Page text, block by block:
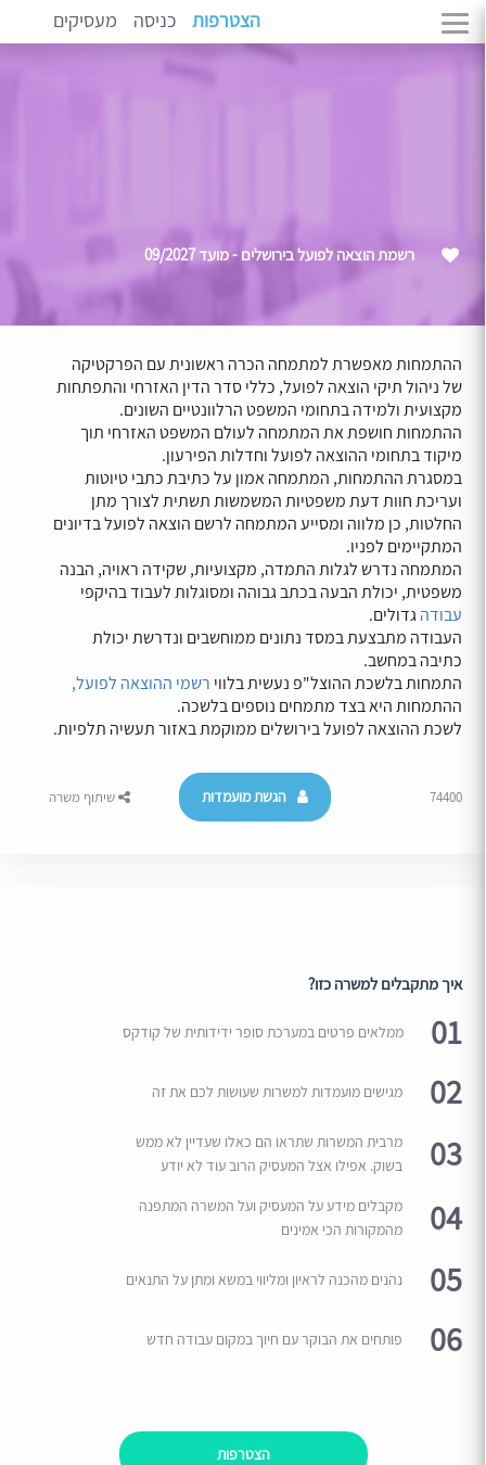
הצטרפות כניסה מעסיקים
רשמת הוצאה לפועל בירושלים - מועד 09/2027
ההתמחות מאפשרת למתמחה הכרה ראשונית עם הפרקטיקה
של ניהול תיקי הוצאה לפועל, כללי סדר הדין האזרחי והתפתחות
מקצועית ולמידה בתחומי המשפט הרלוונטיים השונים.
ההתמחות חושפת את המתמחה לעולם המשפט האזרחי תוך
מיקוד בתחומי ההוצאה לפועל וחדלות הפירעון.
במסגרת ההתמחות, המתמחה אמון על כתיבת כתבי טיוטות
ועריכת חוות דעת משפטיות המשמשות תשתית לצורך מתן
החלטות, כן מלווה ומסייע המתמחה לרשם הוצאה לפועל בדיונים
המתקיימים לפניו.
המתמחה נדרש לגלות התמדה, מקצועיות, שקידה ראויה, הבנה
משפטית, יכולת הבעה בכתב גבוהה ומסוגלות לעבוד בהיקפי
עבודהגדולים.
העבודה מתבצעת במסד נתונים ממוחשבים ונדרשת יכולת
כתיבה במחשב.
התמחות בלשכת ההוצל"פ נעשית בלווי רשמי ההוצאה לפועל,
ההתמחות היא בצד מתמחים נוספים בלשכה.
לשכת ההוצאה לפועל בירושלים ממוקמת באזור תעשיה תלפיות.
74400 הגשת מועמדות שיתוף משרה
איך מתקבלים למשרה כזו?
01 ממלאים פרטים במערכת סופר ידידותית של קודקס
02 מגישים מועמדות למשרות שעושות לכם את זה
03
מרבית המשרות שתראו הם כאלו שעדיין לא ממש
בשוק. אפילו אצל המעסיק הרוב עוד לא יודע
04
מקבלים מידע על המעסיק ועל המשרה המתפנה
מהמקורות הכי אמינים
05 נהנים מהכנה לראיון ומליווי במשא ומתן על התנאים
06 פותחים את הבוקר עם חיוך במקום עבודה חדש
הצטרפות